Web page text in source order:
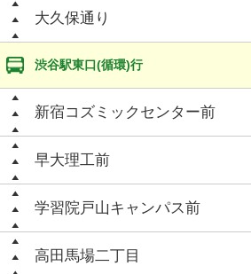
大久保通り
渋谷駅東口(循環)行
新宿コズミックセンター前
早大理工前
学習院戸山キャンパス前
高田馬場二丁目